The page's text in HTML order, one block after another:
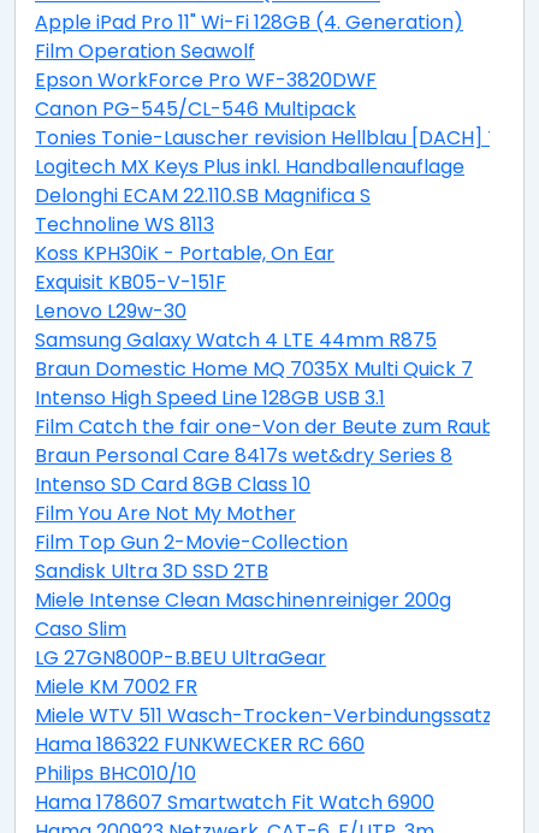
Apple iPad Pro 11" Wi-Fi 128GB (4. Generation)
Film Operation Seawolf
Epson WorkForce Pro WF-3820DWF
Canon PG-545/CL-546 Multipack
Tonies Tonie-Lauscher revision Hellblau [DACH]
Logitech MX Keys Plus inkl. Handballenauflage
Delonghi ECAM 22.110.SB Magnifica S
Technoline WS 8113
Koss KPH30iK - Portable, On Ear
Exquisit KB05-V-151F
Lenovo L29w-30
Samsung Galaxy Watch 4 LTE 44mm R875
Braun Domestic Home MQ 7035X Multi Quick 7
Intenso High Speed Line 128GB USB 3.1
Film Catch the fair one-Von der Beute zum Raubtier
Braun Personal Care 8417s wet&dry Series 8
Intenso SD Card 8GB Class 10
Film You Are Not My Mother
Film Top Gun 2-Movie-Collection
Sandisk Ultra 3D SSD 2TB
Miele Intense Clean Maschinenreiniger 200g
Caso Slim
LG 27GN800P-B.BEU UltraGear
Miele KM 7002 FR
Miele WTV 511 Wasch-Trocken-Verbindungssatz
Hama 186322 FUNKWECKER RC 660
Philips BHC010/10
Hama 178607 Smartwatch Fit Watch 6900